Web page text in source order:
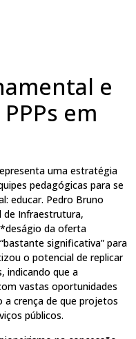
e
em
uma estratégia
pedagógicas para se
educar. Pedro Bruno
de Infraestrutura,
da oferta
significativa” para
o potencial de replicar
indicando que a
vastas oportunidades
a crença de que projetos
públicos.